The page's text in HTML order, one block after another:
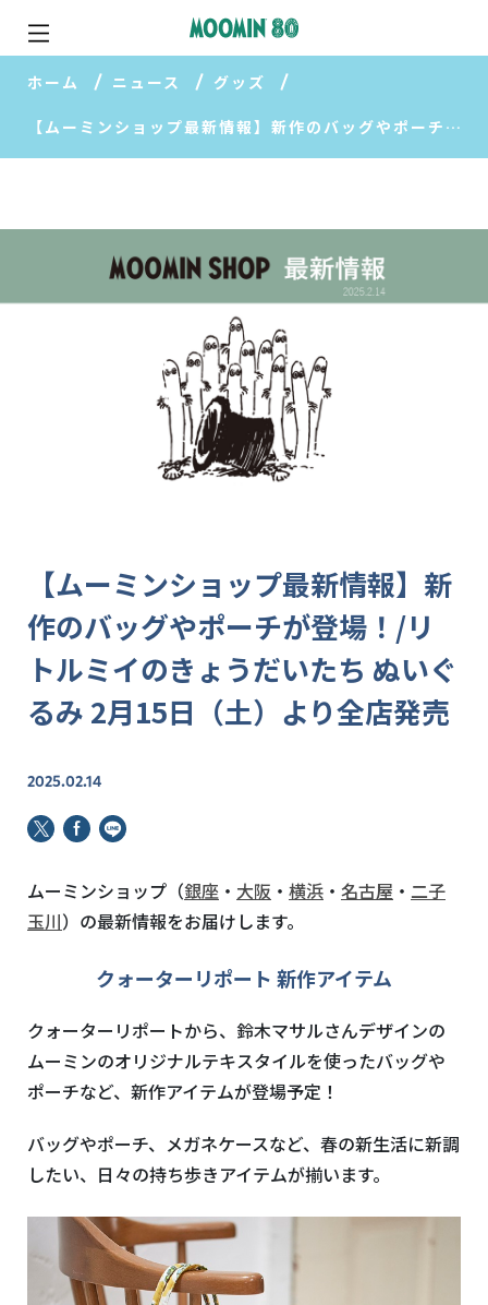
ホーム ニュース グッズ
【ムーミンショップ最新情報】新作のバッグやポーチが登場！/リトルミイのきょうだいたち ぬいぐるみ 2月15日（土）より全店発売
【ムーミンショップ最新情報】新
作のバッグやポーチが登場！/リ
トルミイのきょうだいたち ぬいぐ
るみ 2月15日（土）より全店発売
2025.02.14
ムーミンショップ（銀座 ・ 大阪 ・ 横浜 ・ 名古屋 ・ 二子
玉川）の最新情報をお届けします。
クォーターリポート 新作アイテム
クォーターリポートから、鈴木マサルさんデザインの
ムーミンのオリジナルテキスタイルを使ったバッグや
ポーチなど、新作アイテムが登場予定！
バッグやポーチ、メガネケースなど、春の新生活に新調
したい、日々の持ち歩きアイテムが揃います。